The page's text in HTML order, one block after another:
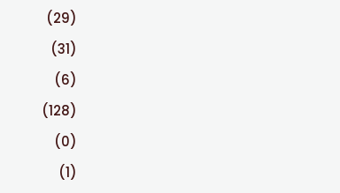
(29)
(31)
(6)
(128)
(0)
(1)